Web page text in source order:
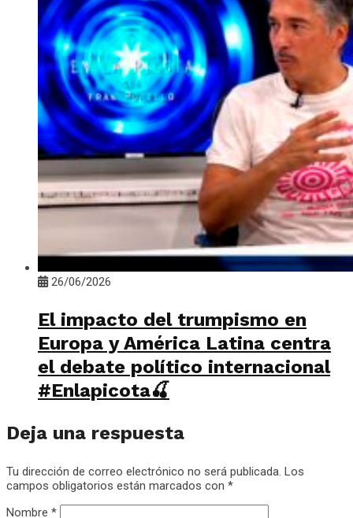
26/06/2026
El impacto del trumpismo en
Europa y América Latina centra
el debate político internacional
#Enlapicota🍒
Deja una respuesta
Tu dirección de correo electrónico no será publicada. Los
campos obligatorios están marcados con *
Nombre *